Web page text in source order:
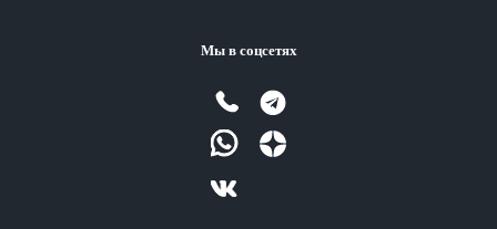
Мы в соцсетях